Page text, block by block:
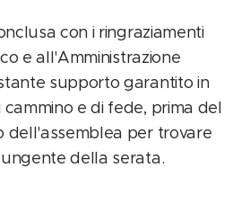
con i ringraziamenti
e all'Amministrazione
supporto garantito in
e di fede, prima del
dell'assemblea per trovare
della serata.